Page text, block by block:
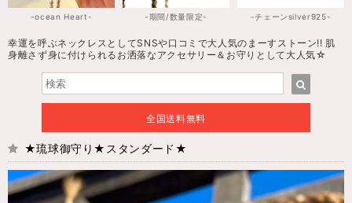
-ocean Heart- -期間/数量限定- -チェーンsilver925-
幸運を呼ぶネックレスとしてSNSや口コミで大人気のまーすストーン!! 肌
身離さず身に付けられるお洒落なアクセサリー＆お守りとして大人気☆
全国送料無料
★琉球御守り★スタンダード★